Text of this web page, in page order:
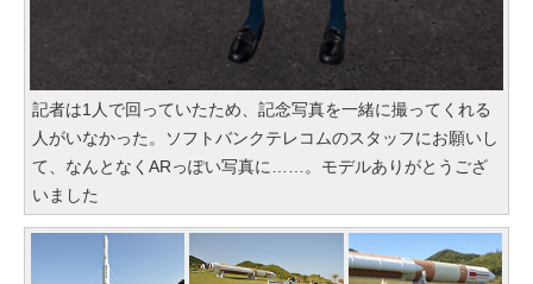
記者は1人で回っていたため、記念写真を一緒に撮ってくれる
人がいなかった。ソフトバンクテレコムのスタッフにお願いし
て、なんとなくARっぽい写真に……。モデルありがとうござ
いました